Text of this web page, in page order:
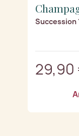
Succession
29,90